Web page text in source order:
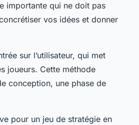
importante qui ne doit pas
vos idées et donner
sur l’utilisateur, qui met
joueurs. Cette méthode
conception, une phase de
pour un jeu de stratégie en